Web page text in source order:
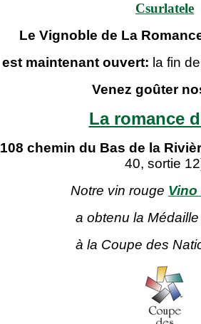
Csurlatele
Le Vignoble de La
est maintenant ouvert: la fin
Venez goûter
La romance
108 chemin du Bas de la
40, sortie
Notre vin rouge Vino
a obtenu la
à la Coupe des